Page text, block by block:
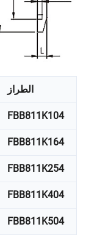
الطراز
FBB811K104
FBB811K164
FBB811K254
FBB811K404
FBB811K504